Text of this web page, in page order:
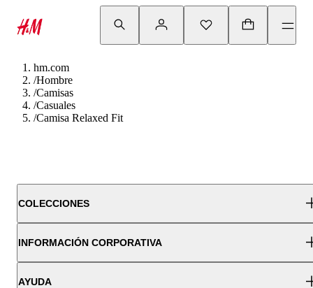
hm.com
/Hombre
/Camisas
/Casuales
/Camisa Relaxed Fit
COLECCIONES
INFORMACIÓN CORPORATIVA
AYUDA